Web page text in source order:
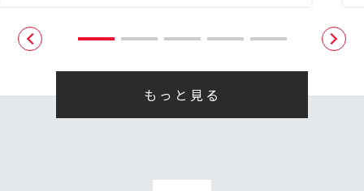
もっと見る